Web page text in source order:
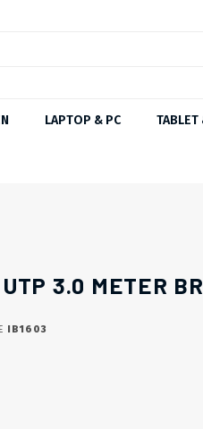
LAPTOP & PC TABLET
3.0 METER
IB1603